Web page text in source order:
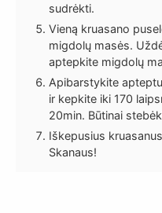
sudrėkti.
Vieną kruasano
migdolų masės.
aptepkite migdolų
Apibarstykite
ir kepkite iki 170
20min. Būtinai
Iškepusius
Skanaus!